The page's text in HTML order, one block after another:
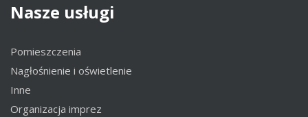
Nasze usługi
Pomieszczenia
Nagłośnienie i oświetlenie
Inne
Organizacja imprez